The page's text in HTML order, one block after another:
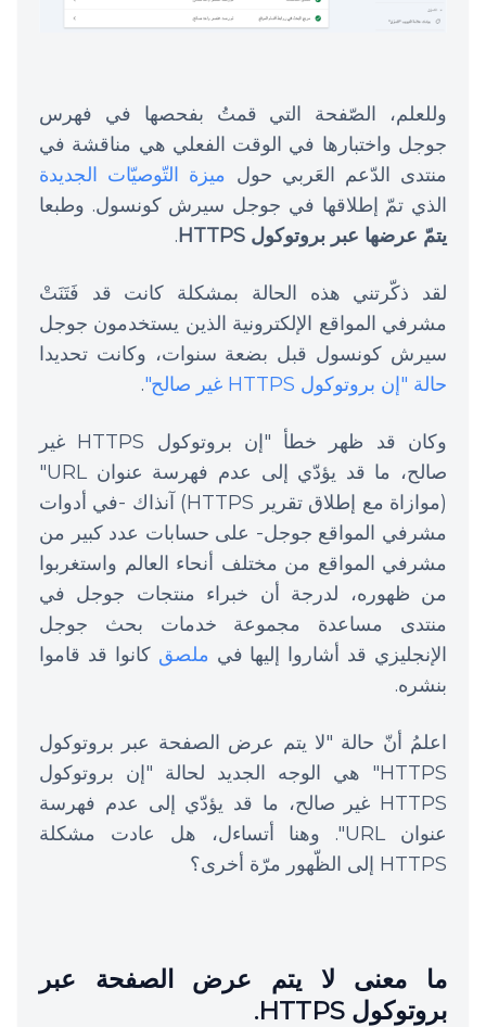
وللعلم، الصّفحة التي قمتُ بفحصها في فهرس
جوجل واختبارها في الوقت الفعلي هي مناقشة في
منتدى الدّعم العَربي حول ميزة التّوصيّات الجديدة
الذي تمّ إطلاقها في جوجل سيرش كونسول. وطبعا
يتمّ عرضها عبر بروتوكول HTTPS
.
لقد ذكّرتني هذه الحالة بمشكلة كانت قد فَتَنَتْ
مشرفي المواقع الإلكترونية الذين يستخدمون جوجل
سيرش كونسول قبل بضعة سنوات، وكانت تحديدا
حالة "إن بروتوكول HTTPS غير صالح"
.
وكان قد ظهر خطأ "إن بروتوكول HTTPS غير
صالح، ما قد يؤدّي إلى عدم فهرسة عنوان URL"
(موازاة مع إطلاق تقرير HTTPS) آنذاك -في أدوات
مشرفي المواقع جوجل- على حسابات عدد كبير من
مشرفي المواقع من مختلف أنحاء العالم واستغربوا
من ظهوره، لدرجة أن خبراء منتجات جوجل في
منتدى مساعدة مجموعة خدمات بحث جوجل
الإنجليزي قد أشاروا إليها في ملصق كانوا قد قاموا
بنشره.
اعلمُ أنّ حالة "لا يتم عرض الصفحة عبر بروتوكول
HTTPS" هي الوجه الجديد لحالة "إن بروتوكول
HTTPS غير صالح، ما قد يؤدّي إلى عدم فهرسة
عنوان URL
". وهنا أتساءل، هل عادت مشكلة
HTTPS إلى الظّهور مرّة أخرى؟
ما معنى لا يتم عرض الصفحة عبر
بروتوكول HTTPS.